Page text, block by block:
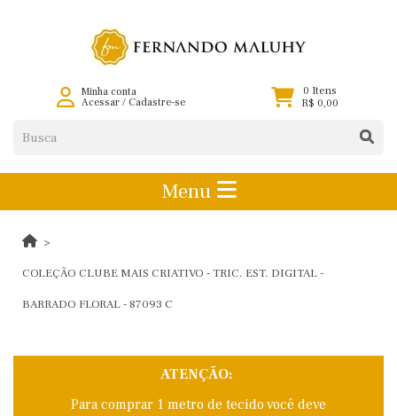
Minha conta
Acessar/ Cadastre-se
0 Itens
R$ 0,00
Menu
COLEÇÃO CLUBE MAIS CRIATIVO - TRIC. EST. DIGITAL -
BARRADO FLORAL - 87093 C
ATENÇÃO:
Para comprar 1 metro de tecido você deve